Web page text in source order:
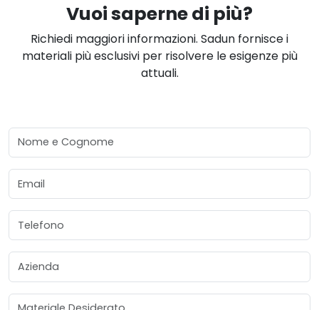
Vuoi saperne di più?
Richiedi maggiori informazioni. Sadun fornisce i
materiali più esclusivi per risolvere le esigenze più
attuali.
Nome e Cognome
Email
Telefono
Azienda
Materiale Desiderato